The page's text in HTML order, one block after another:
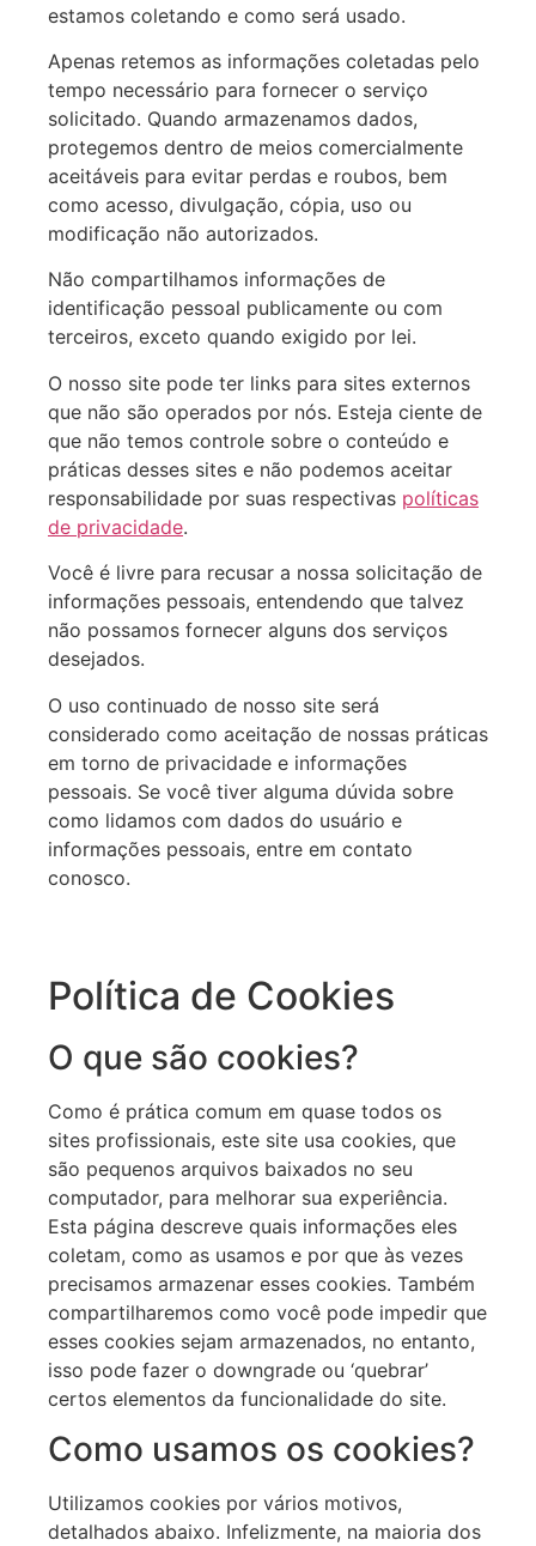
estamos coletando e como será usado.
Apenas retemos as informações coletadas pelo
tempo necessário para fornecer o serviço
solicitado. Quando armazenamos dados,
protegemos dentro de meios comercialmente
aceitáveis para evitar perdas e roubos, bem
como acesso, divulgação, cópia, uso ou
modificação não autorizados.
Não compartilhamos informações de
identificação pessoal publicamente ou com
terceiros, exceto quando exigido por lei.
O nosso site pode ter links para sites externos
que não são operados por nós. Esteja ciente de
que não temos controle sobre o conteúdo e
práticas desses sites e não podemos aceitar
responsabilidade por suas respectivas políticas
de privacidade.
Você é livre para recusar a nossa solicitação de
informações pessoais, entendendo que talvez
não possamos fornecer alguns dos serviços
desejados.
O uso continuado de nosso site será
considerado como aceitação de nossas práticas
em torno de privacidade e informações
pessoais. Se você tiver alguma dúvida sobre
como lidamos com dados do usuário e
informações pessoais, entre em contato
conosco.
Política de Cookies
O que são cookies?
Como é prática comum em quase todos os
sites profissionais, este site usa cookies, que
são pequenos arquivos baixados no seu
computador, para melhorar sua experiência.
Esta página descreve quais informações eles
coletam, como as usamos e por que às vezes
precisamos armazenar esses cookies. Também
compartilharemos como você pode impedir que
esses cookies sejam armazenados, no entanto,
isso pode fazer o downgrade ou ‘quebrar’
certos elementos da funcionalidade do site.
Como usamos os cookies?
Utilizamos cookies por vários motivos,
detalhados abaixo. Infelizmente, na maioria dos